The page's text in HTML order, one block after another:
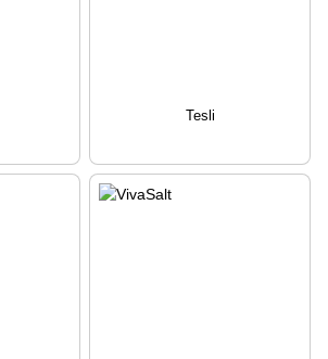
Tesli